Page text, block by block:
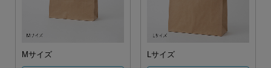
Mサイズ Lサイズ